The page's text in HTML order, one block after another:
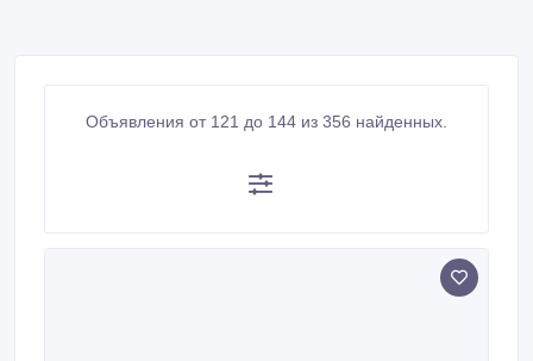
Объявления от 121 до 144 из 356 найденных.